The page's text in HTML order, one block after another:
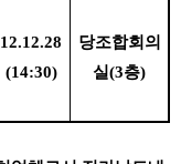
12.12.28
(14:30)
당조합회의
실(3층)